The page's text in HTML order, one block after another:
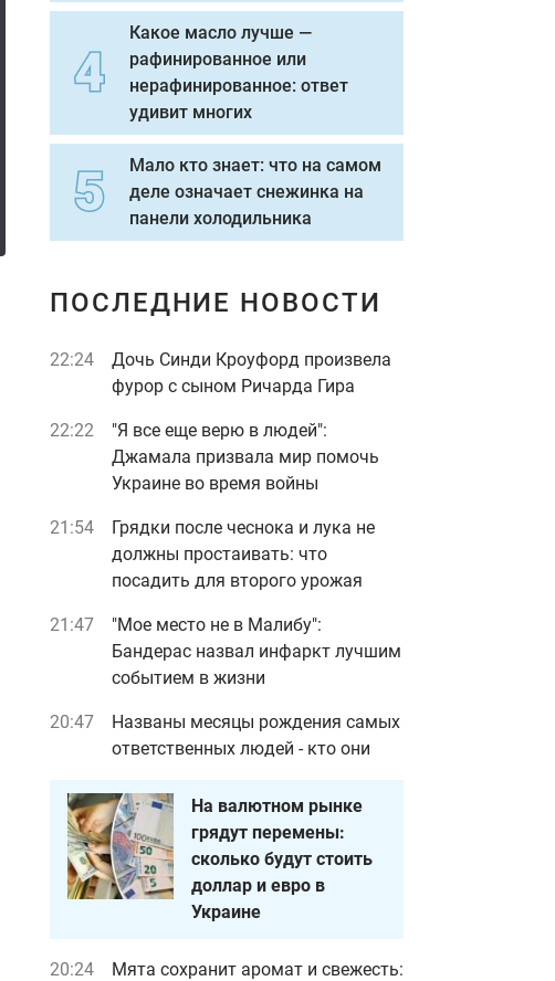
Какое масло лучше —
рафинированное или
нерафинированное: ответ
удивит многих
Мало кто знает: что на самом
деле означает снежинка на
панели холодильника
ПОСЛЕДНИЕ НОВОСТИ
22:24
Дочь Синди Кроуфорд произвела
фурор с сыном Ричарда Гира
22:22
"Я все еще верю в людей":
Джамала призвала мир помочь
Украине во время войны
21:54
Грядки после чеснока и лука не
должны простаивать: что
посадить для второго урожая
21:47
"Мое место не в Малибу":
Бандерас назвал инфаркт лучшим
событием в жизни
20:47
Названы месяцы рождения самых
ответственных людей - кто они
На валютном рынке
грядут перемены:
сколько будут стоить
доллар и евро в
Украине
20:24
Мята сохранит аромат и свежесть: